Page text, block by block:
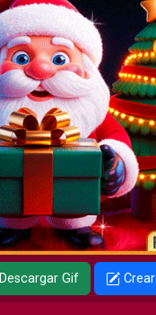
Descargar Gif